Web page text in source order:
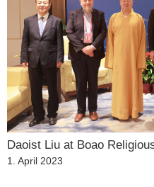
Daoist Liu at Boao
Veröffentlicht
1. April 2023